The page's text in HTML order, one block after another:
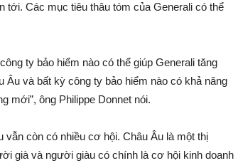
tới. Các mục tiêu thâu tóm của Generali có thể
ty bảo hiểm nào có thể giúp Generali tăng
và bất kỳ công ty bảo hiểm nào có khả năng
mới”, ông Philippe Donnet nói.
vẫn còn có nhiều cơ hội. Châu Âu là một thị
già và người giàu có chính là cơ hội kinh doanh